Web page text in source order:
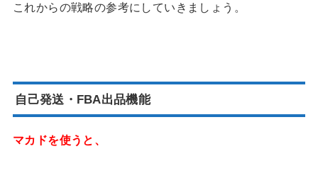
これからの戦略の参考にしていきましょう。
自己発送・FBA出品機能
マカドを使うと、